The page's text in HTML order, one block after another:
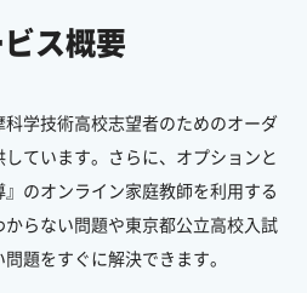
ス概要
学技術高校志望者のためのオーダ
ています。さらに、オプションと
のオンライン家庭教師を利用する
らない問題や東京都公立高校入試
題をすぐに解決できます。